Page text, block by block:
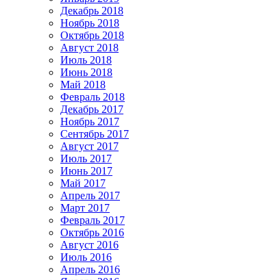
Декабрь 2018
Ноябрь 2018
Октябрь 2018
Август 2018
Июль 2018
Июнь 2018
Май 2018
Февраль 2018
Декабрь 2017
Ноябрь 2017
Сентябрь 2017
Август 2017
Июль 2017
Июнь 2017
Май 2017
Апрель 2017
Март 2017
Февраль 2017
Октябрь 2016
Август 2016
Июль 2016
Апрель 2016